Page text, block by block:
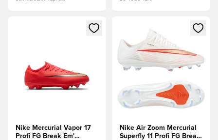
Megnyit egy modált a bejelentkezéshez vagy a tagként
Nike Mercurial Vapor 17
Profi FG Break Em'
Megnyit egy modált a
Nike Air Zoom Mercurial
Superfly 11 Profi FG Break